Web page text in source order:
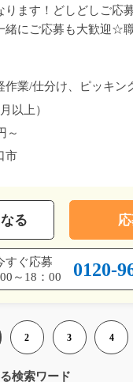
ります！どしどしご応
緒にご応募も大歓迎☆
作業/仕分け、ピッキン
以上）
～
市
る
すぐ応募
～18：00
0120-
2 3 4
検索ワード